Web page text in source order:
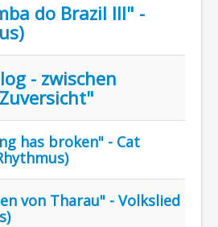
do Brazil III" -
- zwischen
has broken" - Cat
von Tharau" - Volkslied